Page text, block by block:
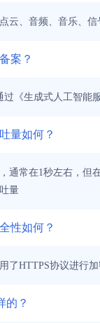
云、音频、音乐、
案？
过《生成式人工智
量如何？
通常在1秒左右，
量
性如何？
了HTTPS协议进行
的？